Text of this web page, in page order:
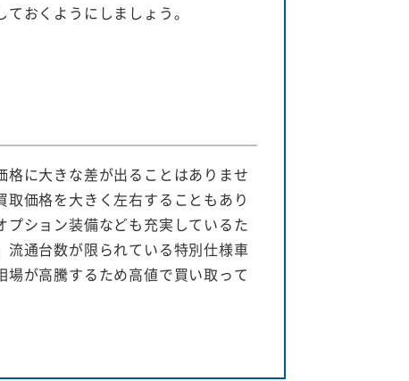
おくようにしましょう。
に大きな差が出ることはありませ
価格を大きく左右することもあり
ション装備なども充実しているた
通台数が限られている特別仕様車
が高騰するため高値で買い取って